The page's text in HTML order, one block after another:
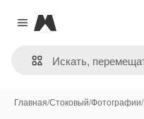
Close menu
Magnific
Главная/Стоковый/Фотографии/